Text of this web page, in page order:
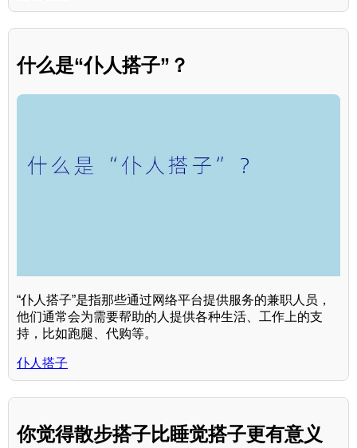
什么是“仆人搭子”？
“仆人搭子”是指那些通过网络平台提供服务的兼职人员，
他们通常会为需要帮助的人提供各种生活、工作上的支
持，比如跑腿、代购等。
仆人搭子
你觉得散步搭子比睡觉搭子更有意义